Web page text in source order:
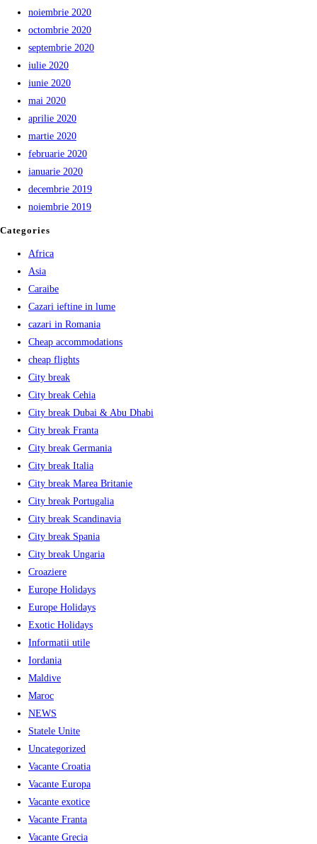
noiembrie 2020
octombrie 2020
septembrie 2020
iulie 2020
iunie 2020
mai 2020
aprilie 2020
martie 2020
februarie 2020
ianuarie 2020
decembrie 2019
noiembrie 2019
Categories
Africa
Asia
Caraibe
Cazari ieftine in lume
cazari in Romania
Cheap accommodations
cheap flights
City break
City break Cehia
City break Dubai & Abu Dhabi
City break Franta
City break Germania
City break Italia
City break Marea Britanie
City break Portugalia
City break Scandinavia
City break Spania
City break Ungaria
Croaziere
Europe Holidays
Europe Holidays
Exotic Holidays
Informatii utile
Iordania
Maldive
Maroc
NEWS
Statele Unite
Uncategorized
Vacante Croatia
Vacante Europa
Vacante exotice
Vacante Franta
Vacante Grecia